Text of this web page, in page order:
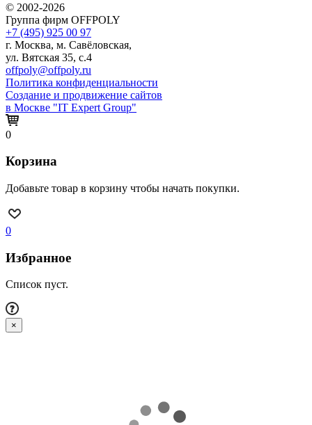
© 2002-2026
Группа фирм OFFPOLY
+7 (495) 925 00 97
г. Москва, м. Савёловская,
ул. Вятская 35, с.4
offpoly@offpoly.ru
Политика конфиденциальности
Создание и продвижение сайтов
в Москве "IT Expert Group"
0
Корзина
Добавьте товар в корзину чтобы начать покупки.
0
Избранное
Список пуст.
×